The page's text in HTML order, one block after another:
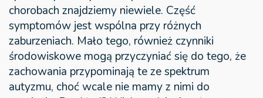
chorobach znajdziemy niewiele. Część
symptomów jest wspólna przy różnych
zaburzeniach. Mało tego, również czynniki
środowiskowe mogą przyczyniać się do tego, że
zachowania przypominają te ze spektrum
autyzmu, choć wcale nie mamy z nimi do